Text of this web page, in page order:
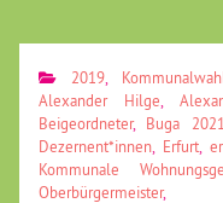
2019,
Alexander Hilge
Beigeordneter, Buga 2021
Dezernent*innen
Erfurt ,
Kommunale
Oberbürgermeister,